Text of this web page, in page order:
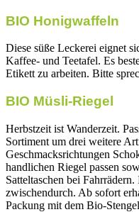
BIO Honigwaffeln
Diese süße Leckerei eignet
Kaffee- und Teetafel. Es
Etikett zu arbeiten. Bitte
BIO Müsli-Riegel
Herbstzeit ist Wanderzeit.
Sortiment um drei weitere
Geschmacksrichtungen
handlichen Riegel passen
Satteltaschen bei
zwischendurch. Ab sofort
Packung mit dem Bio-